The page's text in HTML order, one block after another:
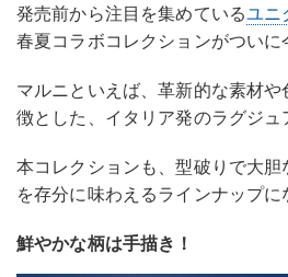
発売前から注目を集めているユニ
春夏コラボコレクションがついに
マルニといえば、革新的な素材
徴とした、イタリア発のラグジュ
本コレクションも、型破りで大
を存分に味わえるラインナップに
鮮やかな柄は手描き！